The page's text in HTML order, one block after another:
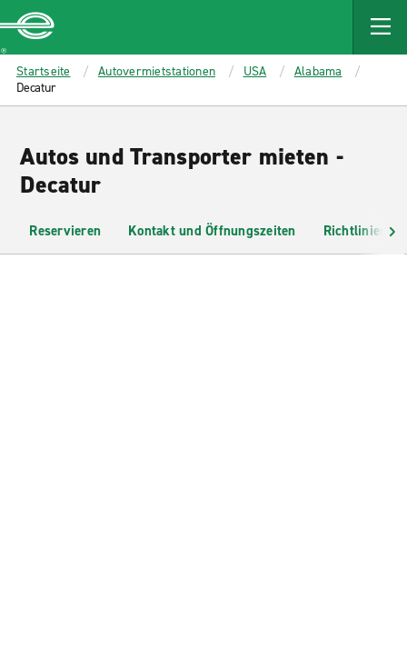
MAIN
CONTENT
Enterprise
Startseite Autovermietstationen USA
Alabama
Decatur
Autos und Transporter mieten -
Decatur
Reservieren Kontakt und Öffnungszeiten Richtlinien